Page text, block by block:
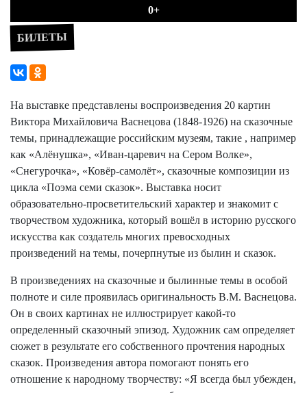
0+
БИЛЕТЫ
На выставке представлены воспроизведения 20 картин
Виктора Михайловича Васнецова (1848-1926) на сказочные
темы, принадлежащие российским музеям, такие , например
как «Алёнушка», «Иван-царевич на Сером Волке»,
«Снегурочка», «Ковёр-самолёт», сказочные композиции из
цикла «Поэма семи сказок». Выставка носит
образовательно-просветительский характер и знакомит с
творчеством художника, который вошёл в историю русского
искусства как создатель многих превосходных
произведений на темы, почерпнутые из былин и сказок.
В произведениях на сказочные и былинные темы в особой
полноте и силе проявилась оригинальность В.М. Васнецова.
Он в своих картинах не иллюстрирует какой-то
определенный сказочный эпизод. Художник сам определяет
сюжет в результате его собственного прочтения народных
сказок. Произведения автора помогают понять его
отношение к народному творчеству: «Я всегда был убежден,